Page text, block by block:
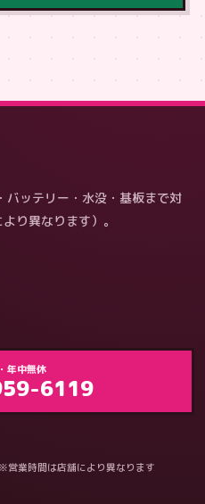
ッテリー・水没・基板まで対
り異なります）。
年中無休
6119
※営業時間は店舗により異なります